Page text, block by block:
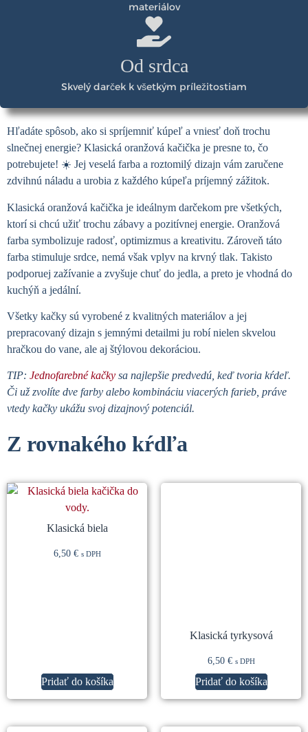
materiálov
Od srdca
Skvelý darček k všetkým príležitostiam
Hľadáte spôsob, ako si spríjemniť kúpeľ a vniesť doň trochu
slnečnej energie? Klasická oranžová kačička je presne to, čo
potrebujete! ☀️ Jej veselá farba a roztomilý dizajn vám zaručene
zdvihnú náladu a urobia z každého kúpeľa príjemný zážitok.
Klasická oranžová kačička je ideálnym darčekom pre všetkých,
ktorí si chcú užiť trochu zábavy a pozitívnej energie. Oranžová
farba symbolizuje radosť, optimizmus a kreativitu. Zároveň táto
farba stimuluje srdce, nemá však vplyv na krvný tlak. Takisto
podporuej zažívanie a zvyšuje chuť do jedla, a preto je vhodná do
kuchýň a jedální.
Všetky kačky sú vyrobené z kvalitných materiálov a jej
prepracovaný dizajn s jemnými detailmi ju robí nielen skvelou
hračkou do vane, ale aj štýlovou dekoráciou.
TIP: Jednofarebné kačky sa najlepšie predvedú, keď tvoria kŕdeľ.
Či už zvolíte dve farby alebo kombináciu viacerých farieb, práve
vtedy kačky ukážu svoj dizajnový potenciál.
Z rovnakého kŕdľa
Klasická biela
6,50 € s DPH
Pridať do košíka
Klasická tyrkysová
6,50 € s DPH
Pridať do košíka